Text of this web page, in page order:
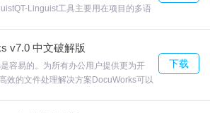
快速识别转换，只需几次点击即可搞
Linguist工具主要用在项目的多语
自己定义，后缀名。欢迎来合众软件园
v7.0 中文破解版
容易的。为所有办公用户提供更为开
效的文件处理解决方案DocuWorks可以
下载